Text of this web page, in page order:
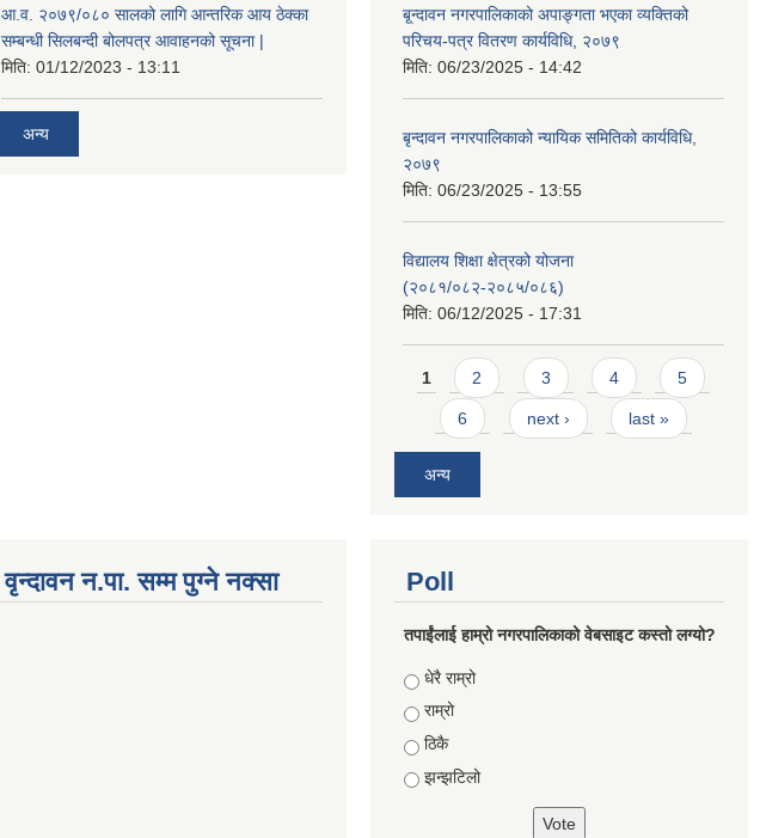
आ.व. २०७९/०८० सालको लागि आन्तरिक आय ठेक्का
सम्बन्धी सिलबन्दी बोलपत्र आवाहनको सूचना |
मिति: 01/12/2023 - 13:11
अन्य
बृ्न्दावन नगरपालिकाको अपाङ्गता भएका व्यक्तिको
परिचय-पत्र वितरण कार्यविधि, २०७९
मिति: 06/23/2025 - 14:42
बृन्दावन नगरपालिकाको न्यायिक समितिको कार्यविधि,
२०७९
मिति: 06/23/2025 - 13:55
विद्यालय शिक्षा क्षेत्रको योजना
(२०८१/०८२-२०८५/०८६)
मिति: 06/12/2025 - 17:31
Pages
1 2 3 4 5
6 next › last »
अन्य
वृन्दावन न.पा. सम्म पुग्ने नक्सा Poll
तपाईंलाई हाम्रो नगरपालिकाको वेबसाइट कस्तो लग्यो?
Choices
धेरै राम्रो
राम्रो
ठिकै
झन्झटिलो